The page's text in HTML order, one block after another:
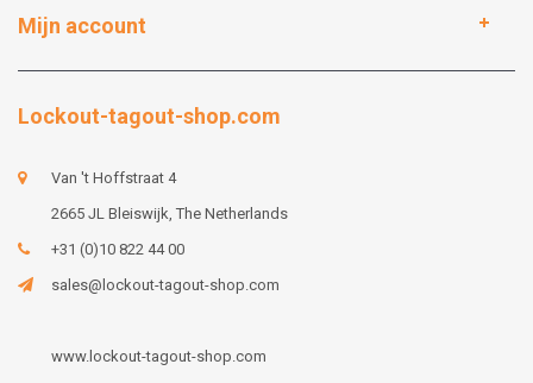
Mijn account
Lockout-tagout-shop.com
Van 't Hoffstraat 4
2665 JL Bleiswijk, The Netherlands
+31 (0)10 822 44 00
sales@lockout-tagout-shop.com
www.lockout-tagout-shop.com